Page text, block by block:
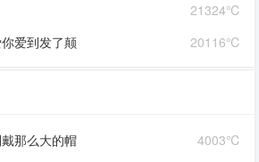
21324℃
20116℃
爱到发了颠
4003℃
那么大的帽